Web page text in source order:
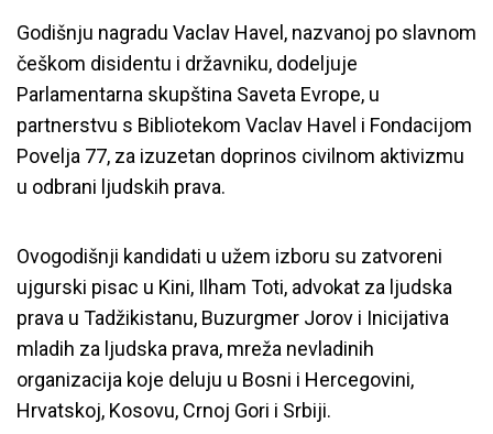
Godišnju nagradu Vaclav Havel, nazvanoj po slavnom
češkom disidentu i državniku, dodeljuje
Parlamentarna skupština Saveta Evrope, u
partnerstvu s Bibliotekom Vaclav Havel i Fondacijom
Povelja 77, za izuzetan doprinos civilnom aktivizmu
u odbrani ljudskih prava.
Ovogodišnji kandidati u užem izboru su zatvoreni
ujgurski pisac u Kini, Ilham Toti, advokat za ljudska
prava u Tadžikistanu, Buzurgmer Jorov i Inicijativa
mladih za ljudska prava, mreža nevladinih
organizacija koje deluju u Bosni i Hercegovini,
Hrvatskoj, Kosovu, Crnoj Gori i Srbiji.